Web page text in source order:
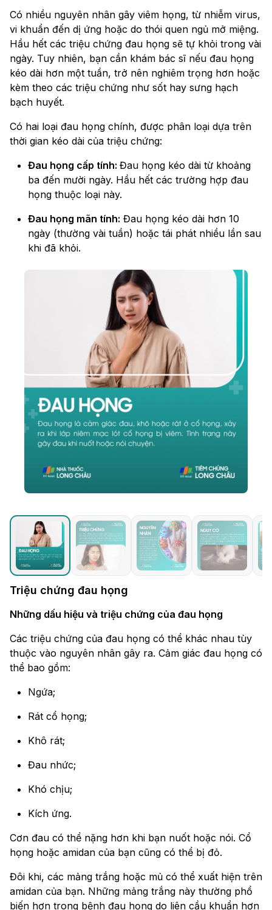
Có nhiều nguyên nhân gây viêm họng, từ nhiễm virus,
vi khuẩn đến dị ứng hoặc do thói quen ngủ mở miệng.
Hầu hết các triệu chứng đau họng sẽ tự khỏi trong vài
ngày. Tuy nhiên, bạn cần khám bác sĩ nếu đau họng
kéo dài hơn một tuần, trở nên nghiêm trọng hơn hoặc
kèm theo các triệu chứng như sốt hay sưng hạch
bạch huyết.
Có hai loại đau họng chính, được phân loại dựa trên
thời gian kéo dài của triệu chứng:
Đau họng cấp tính: Đau họng kéo dài từ khoảng
ba đến mười ngày. Hầu hết các trường hợp đau
họng thuộc loại này.
Đau họng mãn tính: Đau họng kéo dài hơn 10
ngày (thường vài tuần) hoặc tái phát nhiều lần sau
khi đã khỏi.
Triệu chứng đau họng
Những dấu hiệu và triệu chứng của đau họng
Các triệu chứng của đau họng có thể khác nhau tùy
thuộc vào nguyên nhân gây ra. Cảm giác đau họng có
thể bao gồm:
Ngứa;
Rát cổ họng;
Khô rát;
Đau nhức;
Khó chịu;
Kích ứng.
Cơn đau có thể nặng hơn khi bạn nuốt hoặc nói. Cổ
họng hoặc amidan của bạn cũng có thể bị đỏ.
Đôi khi, các mảng trắng hoặc mủ có thể xuất hiện trên
amidan của bạn. Những mảng trắng này thường phổ
biến hơn trong bệnh đau họng do liên cầu khuẩn hơn